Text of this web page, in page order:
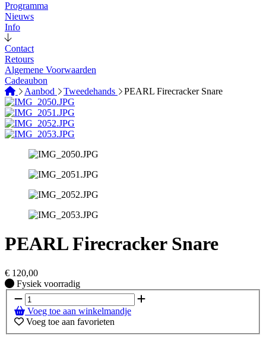
Programma
Nieuws
Info
Contact
Retours
Algemene Voorwaarden
Cadeaubon
Aanbod
Tweedehands PEARL Firecracker Snare
PEARL Firecracker Snare
€ 120,00
Fysiek voorradig
Fysiek voorradig
Voeg toe aan winkelmandje
Voeg toe aan favorieten